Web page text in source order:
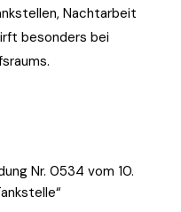
Nachtarbeit
besonders bei
Nr. 0534 vom 10.